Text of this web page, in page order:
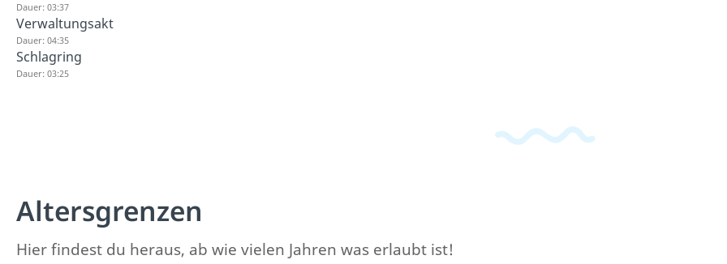
Dauer: 03:37
Verwaltungsakt
Dauer: 04:35
Schlagring
Dauer: 03:25
Altersgrenzen
Hier findest du heraus, ab wie vielen Jahren was erlaubt ist!